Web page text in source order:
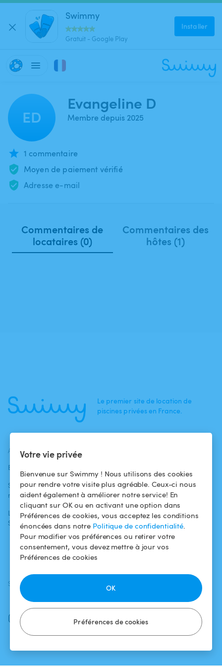
Votre vie privée
Bienvenue sur Swimmy ! Nous utilisons des cookies
pour rendre votre visite plus agréable. Ceux-ci nous
aident également à améliorer notre service! En
cliquant sur OK ou en activant une option dans
Préférences de cookies, vous acceptez les conditions
énoncées dans notre Politique de confidentialité.
Pour modifier vos préférences ou retirer votre
consentement, vous devez mettre à jour vos
Préférences de cookies
Préférences de cookies
OK
Swimmy
Gratuit - Google Play
Installer
ED
Evangeline D
Membre depuis 2025
1 commentaire
Moyen de paiement vérifié
Adresse e-mail
Commentaires de
locataires (0)
Commentaires des
hôtes (1)
Le premier site de location de
piscines privées en France.
ACTUALITÉS
Blog
Swimmy dans les
médias
L'aventure
Swimmy
baigneurs
Pour les
propriétaires
Louer ma piscine
Comment ça
marche ?
Conditions
d'utilisation
Politique de
confidentialité
Mentions légales
SUIVEZ-NOUS
Facebook
Instagram